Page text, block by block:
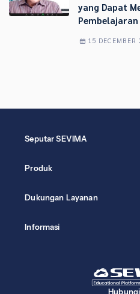
yang Dapat
Pembelajaran
15 DECEMBER
Seputar SEVIMA
Produk
Dukungan Layanan
Informasi